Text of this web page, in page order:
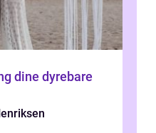
dine dyrebare